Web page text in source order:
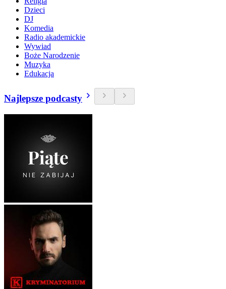
Dzieci
DJ
Komedia
Radio akademickie
Wywiad
Boże Narodzenie
Muzyka
Edukacja
Najlepsze podcasty